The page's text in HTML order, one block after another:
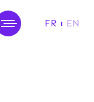
FR EN